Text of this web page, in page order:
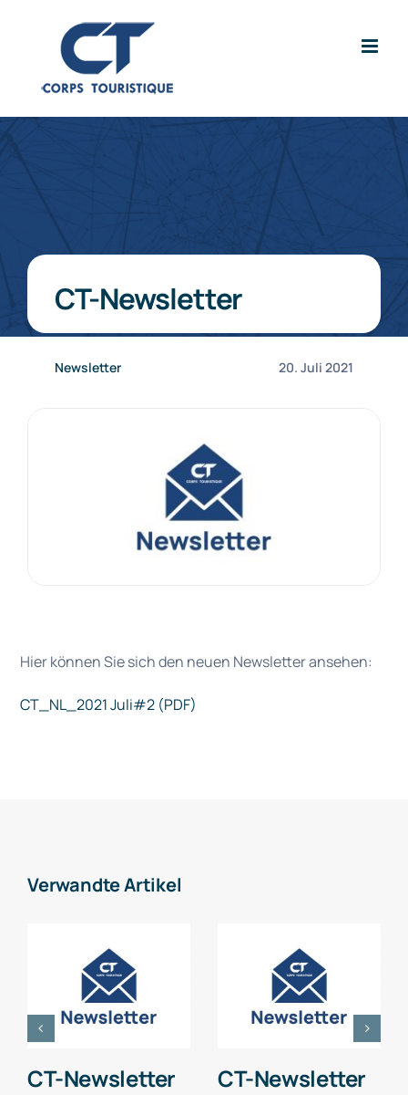
CT-Newsletter
Newsletter 20. Juli 2021
Hier können Sie sich den neuen Newsletter ansehen:
CT_NL_2021 Juli#2 (PDF)
Verwandte Artikel
CT-Newsletter CT-Newsletter